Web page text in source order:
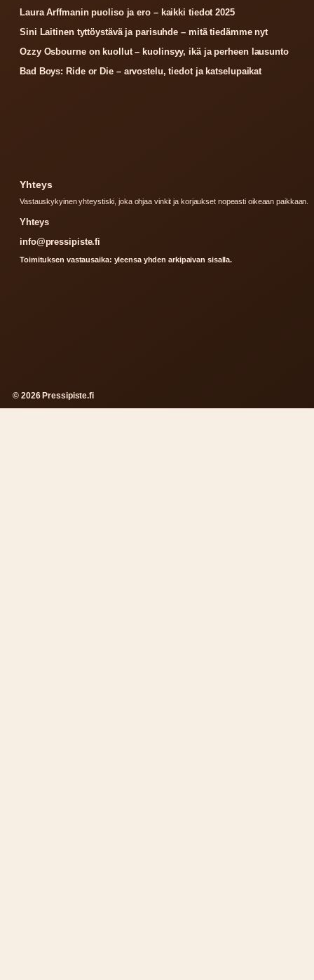
Laura Arffmanin puoliso ja ero – kaikki tiedot 2025
Sini Laitinen tyttöystävä ja parisuhde – mitä tiedämme nyt
Ozzy Osbourne on kuollut – kuolinsyy, ikä ja perheen lausunto
Bad Boys: Ride or Die – arvostelu, tiedot ja katselupaikat
Yhteys
Vastauskykyinen yhteystiski, joka ohjaa vinkit ja korjaukset nopeasti oikeaan paikkaan.
Yhteys
info@pressipiste.fi
Toimituksen vastausaika: yleensa yhden arkipaivan sisalla.
© 2026 Pressipiste.fi